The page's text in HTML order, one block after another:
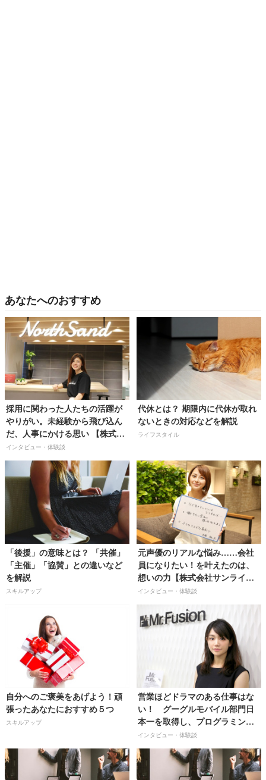
あなたへのおすすめ
採用に関わった人たちの活躍が
やりがい。未経験から飛び込ん
だ、人事にかける思い 【株式会
社ノースサンド人事/大塚葵さ
ん】
インタビュー・体験談
代休とは？ 期限内に代休が取れ
ないときの対応などを解説
ライフスタイル
「後援」の意味とは？ 「共催」
「主催」「協賛」との違いなど
を解説
スキルアップ
元声優のリアルな悩み……会社
員になりたい！を叶えたのは、
想いの力【株式会社サンライズ
／大原桃子さん】
インタビュー・体験談
自分へのご褒美をあげよう！頑
張ったあなたにおすすめ５つ
スキルアップ
営業ほどドラマのある仕事はな
い！ グーグルモバイル部門日
本一を取得し、プログラミング
業界で１位のシェアを目指し、
上場を果たすことが目標です
【株式会社ミスターフュージョ
ン取締役／山田菜々子さん】
インタビュー・体験談